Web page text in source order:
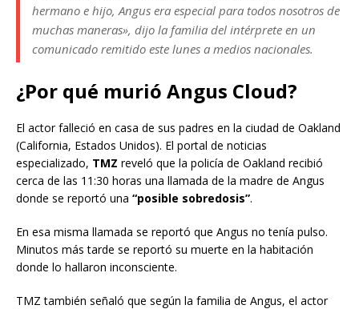
hermano e hijo, Angus era especial para todos nosotros de
muchas maneras», dijo la familia del intérprete en un
comunicado remitido este lunes a medios nacionales.
¿Por qué murió Angus Cloud?
El actor falleció en casa de sus padres en la ciudad de Oakland
(California, Estados Unidos). El portal de noticias
especializado, TMZ reveló que la policía de Oakland recibió
cerca de las 11:30 horas una llamada de la madre de Angus
donde se reportó una “posible sobredosis”.
En esa misma llamada se reportó que Angus no tenía pulso.
Minutos más tarde se reportó su muerte en la habitación
donde lo hallaron inconsciente.
TMZ también señaló que según la familia de Angus, el actor